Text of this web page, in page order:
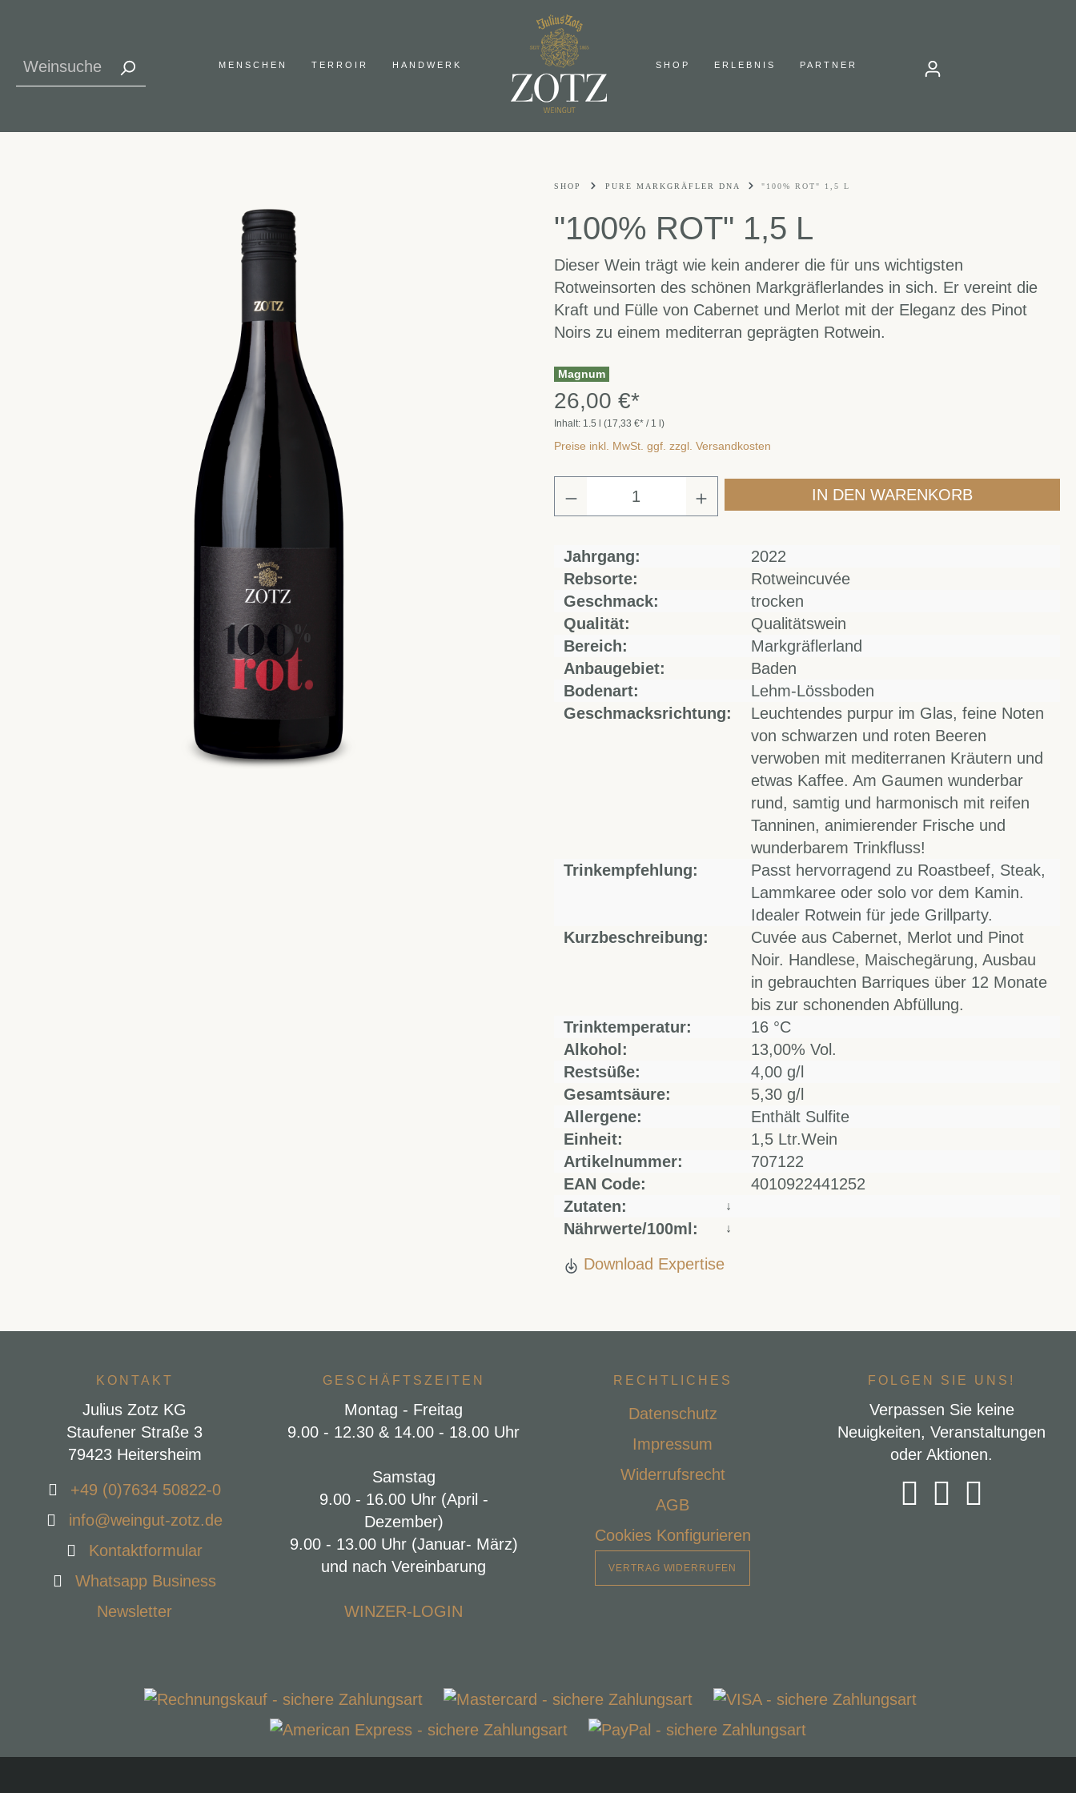
MENSCHEN TERROIR HANDWERK SHOP ERLEBNIS PARTNER
SHOP PURE MARKGRÄFLER DNA "100% ROT" 1,5 L
"100% ROT" 1,5 L
Dieser Wein trägt wie kein anderer die für uns wichtigsten
Rotweinsorten des schönen Markgräflerlandes in sich. Er vereint die
Kraft und Fülle von Cabernet und Merlot mit der Eleganz des Pinot
Noirs zu einem mediterran geprägten Rotwein.
Magnum
26,00 €*
Inhalt: 1.5 l (17,33 €* / 1 l)
Preise inkl. MwSt. ggf. zzgl. Versandkosten
IN DEN WARENKORB
Jahrgang:
2022
Rebsorte:
Rotweincuvée
Geschmack:
trocken
Qualität:
Qualitätswein
Bereich:
Markgräflerland
Anbaugebiet:
Baden
Bodenart:
Lehm-Lössboden
Geschmacksrichtung:
Leuchtendes purpur im Glas, feine Noten
von schwarzen und roten Beeren
verwoben mit mediterranen Kräutern und
etwas Kaffee. Am Gaumen wunderbar
rund, samtig und harmonisch mit reifen
Tanninen, animierender Frische und
wunderbarem Trinkfluss!
Trinkempfehlung:
Passt hervorragend zu Roastbeef, Steak,
Lammkaree oder solo vor dem Kamin.
Idealer Rotwein für jede Grillparty.
Kurzbeschreibung:
Cuvée aus Cabernet, Merlot und Pinot
Noir. Handlese, Maischegärung, Ausbau
in gebrauchten Barriques über 12 Monate
bis zur schonenden Abfüllung.
Trinktemperatur:
16 °C
Alkohol:
13,00% Vol.
Restsüße:
4,00 g/l
Gesamtsäure:
5,30 g/l
Allergene:
Enthält Sulfite
Einheit:
1,5 Ltr.Wein
Artikelnummer:
707122
EAN Code:
4010922441252
Zutaten:
↓
Nährwerte/100ml: ↓
Download Expertise
KONTAKT
Julius Zotz KG
Staufener Straße 3
79423 Heitersheim
+49 (0)7634 50822-0
info@weingut-zotz.de
Kontaktformular
Whatsapp Business
Newsletter
GESCHÄFTSZEITEN
Montag - Freitag
9.00 - 12.30 & 14.00 - 18.00 Uhr
Samstag
9.00 - 16.00 Uhr (April -
Dezember)
9.00 - 13.00 Uhr (Januar- März)
und nach Vereinbarung
WINZER-LOGIN
RECHTLICHES
Datenschutz
Impressum
Widerrufsrecht
AGB
Cookies Konfigurieren
VERTRAG WIDERRUFEN
FOLGEN SIE UNS!
Verpassen Sie keine
Neuigkeiten, Veranstaltungen
oder Aktionen.